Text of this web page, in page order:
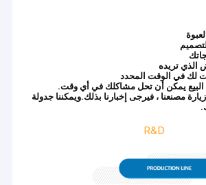
تريده
مصنعنا ، فيرجى إخبارنا بذلك.ويمكننا جدولة
R&D